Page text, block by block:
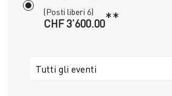
(Posti liberi 6)
CHF 3’600.00**
Tutti gli eventi